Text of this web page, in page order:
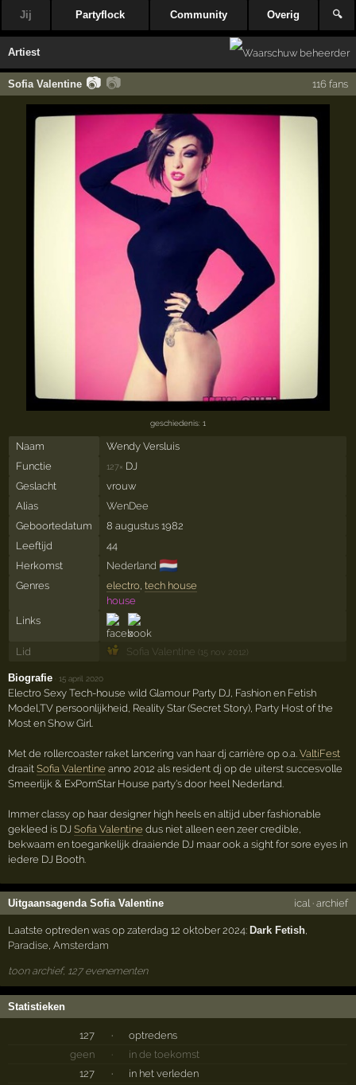
Jij Partyflock Community Overig 🔍
Artiest
Sofia Valentine 📷 📷 116 fans
geschiedenis: 1
Naam
Wendy Versluis
Functie
127× DJ
Geslacht
vrouw
Alias
WenDee
Geboortedatum
8 augustus 1982
Leeftijd
44
Herkomst
Nederland 🇳🇱
Genres electro, tech house
house
Links
Lid Sofia Valentine (15 nov 2012)
Biografie ·15 april 2020
Electro Sexy Tech-house wild Glamour Party DJ, Fashion en Fetish
Model,TV persoonlijkheid, Reality Star (Secret Story), Party Host of the
Most en Show Girl.
Met de rollercoaster raket lancering van haar dj carrière op o.a.ValtiFest
draaitSofia Valentine anno 2012 als resident dj op de uiterst succesvolle
Smeerlijk & ExPornStar House party's door heel Nederland.
Immer classy op haar designer high heels en altijd uber fashionable
gekleed is DJSofia Valentine dus niet alleen een zeer credible,
bekwaam en toegankelijk draaiende DJ maar ook a sight for sore eyes in
iedere DJ Booth.
Uitgaansagenda Sofia Valentine ical · archief
Laatste optreden was op zaterdag 12 oktober 2024: Dark Fetish,
Paradise,Amsterdam
toon archief, 127 evenementen
Statistieken
127 ·
optredens
geen
·
in de toekomst
127
·
in het verleden